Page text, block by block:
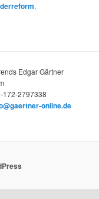
,
Edgar Gärtner
172-2797338
online.de